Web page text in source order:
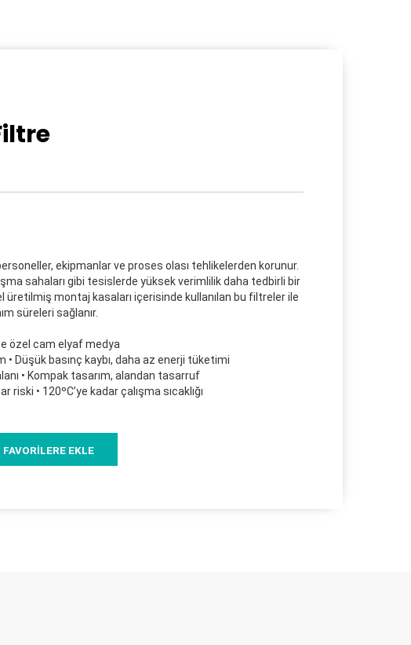
ekipmanlar ve proses olası tehlikelerden korunur.
sahaları gibi tesislerde yüksek verimlilik daha tedbirli bir
üretilmiş montaj kasaları içerisinde kullanılan bu filtreler ile
süreleri sağlanır.
özel cam elyaf medya
• Düşük basınç kaybı, daha az enerji tüketimi
• Kompak tasarım, alandan tasarruf
• 120ºC’ye kadar çalışma sıcaklığı
FAVORİLERE EKLE